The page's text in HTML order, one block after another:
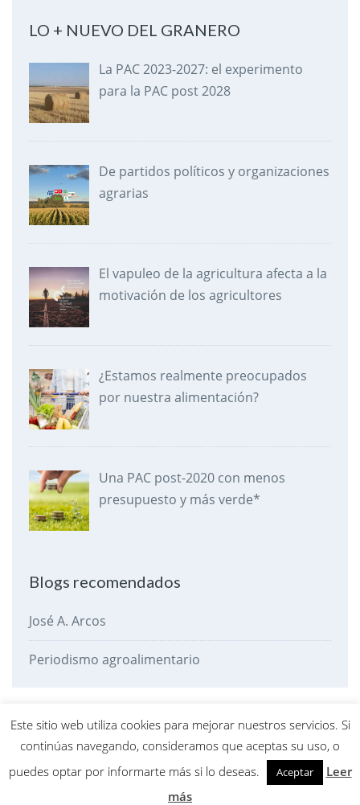
LO + NUEVO DEL GRANERO
La PAC 2023-2027: el experimento
para la PAC post 2028
De partidos políticos y organizaciones
agrarias
El vapuleo de la agricultura afecta a la
motivación de los agricultores
¿Estamos realmente preocupados
por nuestra alimentación?
Una PAC post-2020 con menos
presupuesto y más verde*
Blogs recomendados
José A. Arcos
Periodismo agroalimentario
Política Economía Agroalimentación Desarrollo Rural
Este sitio web utiliza cookies para mejorar nuestros servicios. Si
continúas navegando, consideramos que aceptas su uso, o
puedes optar por informarte más si lo deseas.
Aceptar
Leer
más